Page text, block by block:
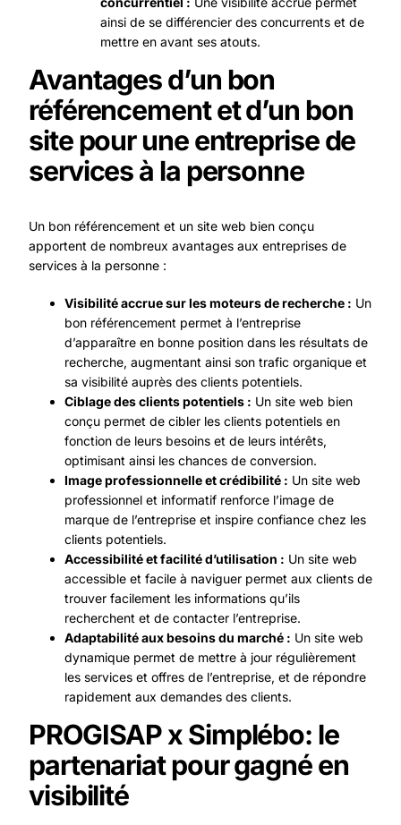
ainsi de se différencier des concurrents et de
mettre en avant ses atouts.
Avantages d’un bon
référencement et d’un bon
site pour une entreprise de
services à la personne
Un bon référencement et un site web bien conçu
apportent de nombreux avantages aux entreprises de
services à la personne :
Visibilité accrue sur les moteurs de recherche : Un
bon référencement permet à l’entreprise
d’apparaître en bonne position dans les résultats de
recherche, augmentant ainsi son trafic organique et
sa visibilité auprès des clients potentiels.
Ciblage des clients potentiels : Un site web bien
conçu permet de cibler les clients potentiels en
fonction de leurs besoins et de leurs intérêts,
optimisant ainsi les chances de conversion.
Image professionnelle et crédibilité : Un site web
professionnel et informatif renforce l’image de
marque de l’entreprise et inspire confiance chez les
clients potentiels.
Accessibilité et facilité d’utilisation : Un site web
accessible et facile à naviguer permet aux clients de
trouver facilement les informations qu’ils
recherchent et de contacter l’entreprise.
Adaptabilité aux besoins du marché : Un site web
dynamique permet de mettre à jour régulièrement
les services et offres de l’entreprise, et de répondre
rapidement aux demandes des clients.
PROGISAP x Simplébo: le
partenariat pour gagné en
visibilité